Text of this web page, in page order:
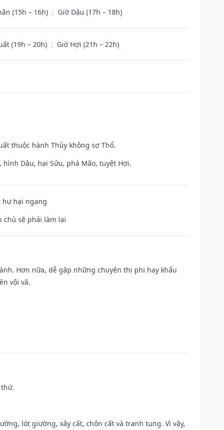
(15h – 16h) ; Giờ Dậu (17h – 18h)
(19h – 20h) ; Giờ Hợi (21h – 22h)
thuộc hành Thủy không sợ Thổ.
Dậu, hại Sửu, phá Mão, tuyệt Hợi.
hư hại ngang
chủ sẽ phải làm lại
Hơn nữa, dễ gặp những chuyện thị phi hay khẩu
vội vã.
lót giường, xây cất, chôn cất và tranh tụng. Vì vậy,